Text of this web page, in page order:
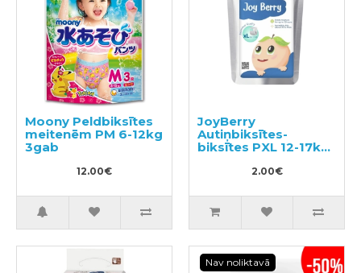
Moony Peldbiksītes
meitenēm PM 6-12kg
3gab
12.00€
JoyBerry
Autiņbiksītes-
biksītes PXL 12-17kg
2.00€
Nav noliktavā